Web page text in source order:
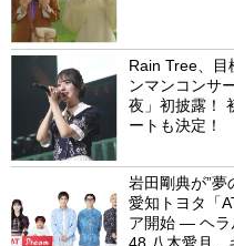
Rain Tree、目
ンマンコンサ
夜」初披露！
ートも決定！
岩田剛典が”夢
愛知トヨタ「
ア開始 ― ヘラ